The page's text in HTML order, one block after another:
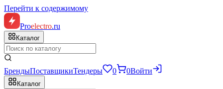
Перейти к содержимому
Proelectro.ru
Каталог
БрендыПоставщикиТендеры 0 0Войти
Каталог